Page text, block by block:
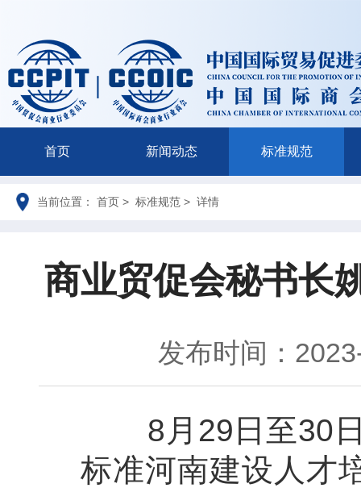
首页 新闻动态 标准规范
当前位置： 首页 > 标准规范 > 详情
商业贸促会秘书长
发布时间：
8月29日至30日
标准河南建设人才